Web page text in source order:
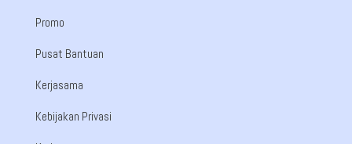
Promo
Pusat Bantuan
Kerjasama
Kebijakan Privasi